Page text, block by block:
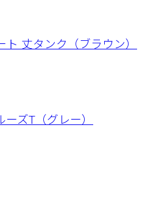
丈タンク（ブラウン）
ズT（グレー）